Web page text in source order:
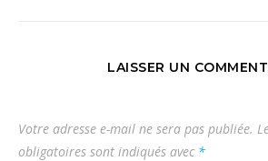
LAISSER UN
Votre adresse e-mail ne sera pas publiée.
obligatoires sont indiqués avec *